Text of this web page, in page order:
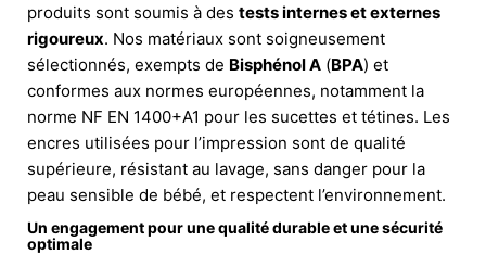
produits sont soumis à des tests internes et externes
rigoureux. Nos matériaux sont soigneusement
sélectionnés, exempts de Bisphénol A (BPA) et
conformes aux normes européennes, notamment la
norme NF EN 1400+A1 pour les sucettes et tétines. Les
encres utilisées pour l’impression sont de qualité
supérieure, résistant au lavage, sans danger pour la
peau sensible de bébé, et respectent l’environnement.
Un engagement pour une qualité durable et une sécurité
optimale